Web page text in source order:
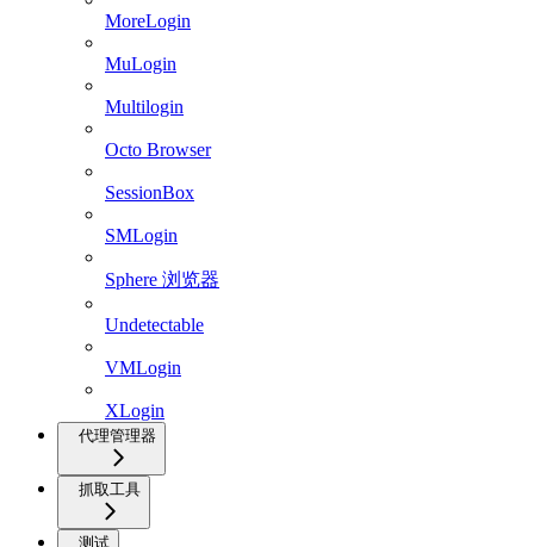
MoreLogin
MuLogin
Multilogin
Octo Browser
SessionBox
SMLogin
Sphere 浏览器
Undetectable
VMLogin
XLogin
代理管理器
抓取工具
测试